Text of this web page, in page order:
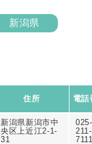
新潟県
住所 電話
新潟県新潟市中
央区上近江2-1-
31
025-
211-
7111